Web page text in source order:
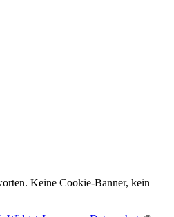
Keine Cookie-Banner, kein